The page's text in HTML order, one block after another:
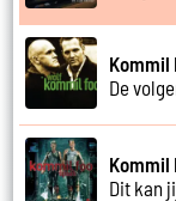
Kommil
De
Kommil
Dit kan